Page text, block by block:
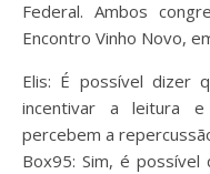
Federal. Ambos
Encontro Vinho Novo,
Elis: É possível dizer
incentivar a leitura e
percebem a
Box95: Sim, é